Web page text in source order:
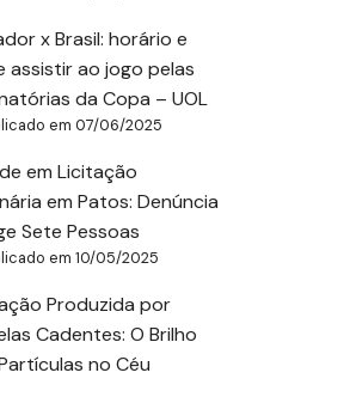
x Brasil: horário e
assistir ao jogo pelas
da Copa – UOL
em 07/06/2025
em Licitação
em Patos: Denúncia
Sete Pessoas
em 10/05/2025
Produzida por
Cadentes: O Brilho
no Céu